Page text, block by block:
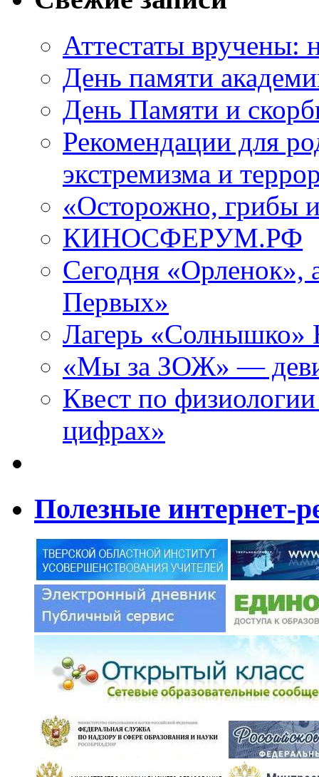
Аттестаты вручены:
День памяти
День Памяти и
Рекомендации для
экстремизма и
«Осторожно, грибы
КИНОСФЕРУМ.РФ
Сегодня «Орленок»,
Первых»
Лагерь «Солнышко»
«Мы за ЗОЖ» —
Квест по
цифрах»
Полезные интернет-